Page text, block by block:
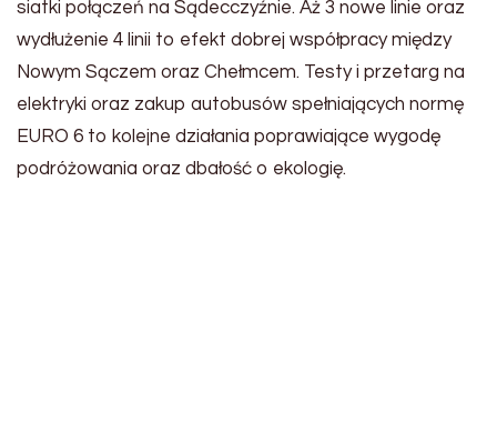
siatki połączeń na Sądecczyźnie. Aż 3 nowe linie oraz
wydłużenie 4 linii to efekt dobrej współpracy między
Nowym Sączem oraz Chełmcem. Testy i przetarg na
elektryki oraz zakup autobusów spełniających normę
EURO 6 to kolejne działania poprawiające wygodę
podróżowania oraz dbałość o ekologię.